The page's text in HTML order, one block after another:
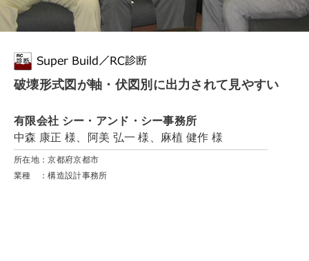
破壊形式図が軸・伏図別に出力されて見やすい
有限会社 シー・アンド・シー事務所
中森 康正 様、阿美 弘一 様、麻植 健作 様
所在地：京都府京都市
業種 ：構造設計事務所